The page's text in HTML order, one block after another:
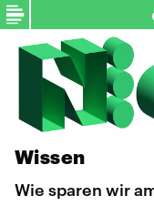
Wissen
Wie sparen wir